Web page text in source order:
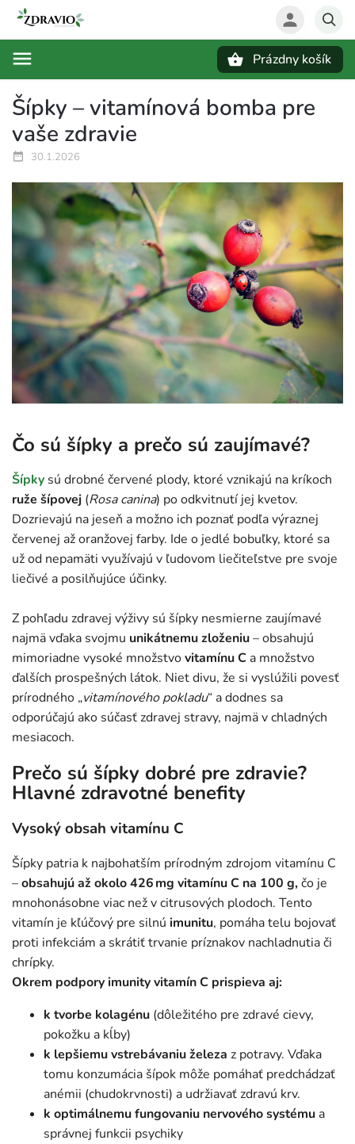
Prázdny košík
Šípky – vitamínová bomba pre
vaše zdravie
30.1.2026
Čo sú šípky a prečo sú zaujímavé?
Šípky sú drobné červené plody, ktoré vznikajú na kríkoch
ruže šípovej (Rosa canina) po odkvitnutí jej kvetov.
Dozrievajú na jeseň a možno ich poznať podľa výraznej
červenej až oranžovej farby. Ide o jedlé bobuľky, ktoré sa
už od nepamäti využívajú v ľudovom liečiteľstve pre svoje
liečivé a posilňujúce účinky.
Z pohľadu zdravej výživy sú šípky nesmierne zaujímavé
najmä vďaka svojmu unikátnemu zloženiu– obsahujú
mimoriadne vysoké množstvovitamínu C a množstvo
ďalších prospešných látok. Niet divu, že si vyslúžili povesť
prírodného „vitamínového pokladu“ a dodnes sa
odporúčajú ako súčasť zdravej stravy, najmä v chladných
mesiacoch.
Prečo sú šípky dobré pre zdravie?
Hlavné zdravotné benefity
Vysoký obsah vitamínu C
Šípky patria k najbohatším prírodným zdrojom vitamínu C
–obsahujú až okolo 426mg vitamínuC na 100 g,čo je
mnohonásobne viac než v citrusových plodoch. Tento
vitamín je kľúčový pre silnú imunitu, pomáha telu bojovať
proti infekciám a skrátiť trvanie príznakov nachladnutia či
chrípky.
Okrem podpory imunity vitamín C prispieva aj:
k tvorbe kolagénu (dôležitého pre zdravé cievy,
pokožku a kĺby)
k lepšiemu vstrebávaniu železa z potravy. Vďaka
tomu konzumácia šípok môže pomáhať predchádzať
anémii (chudokrvnosti) a udržiavať zdravú krv.
k optimálnemu fungovaniu nervového systému a
správnej funkcii psychiky